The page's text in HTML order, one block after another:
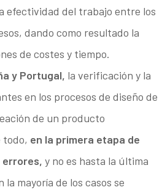
efectividad del trabajo entre los
dando como resultado la
de costes y tiempo.
y Portugal, la verificación y la
en los procesos de diseño de
de un producto
todo, en la primera etapa de
errores, y no es hasta la última
mayoría de los casos se